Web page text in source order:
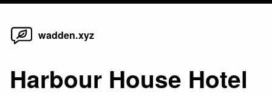
Skip
wadden.xyz
Harbour House Hotel